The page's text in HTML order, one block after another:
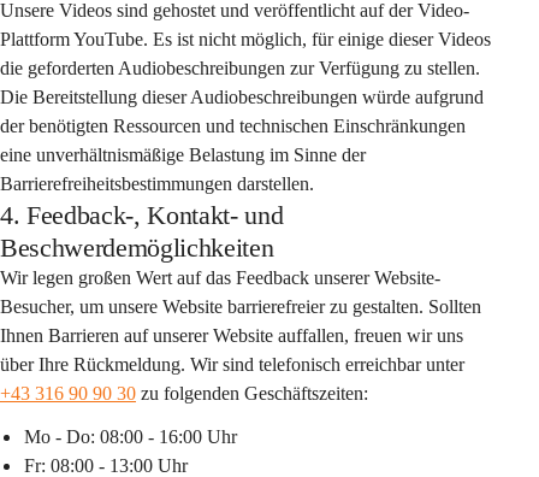
Unsere Videos sind gehostet und veröffentlicht auf der Video-
Plattform YouTube. Es ist nicht möglich, für einige dieser Videos
die geforderten Audiobeschreibungen zur Verfügung zu stellen.
Die Bereitstellung dieser Audiobeschreibungen würde aufgrund
der benötigten Ressourcen und technischen Einschränkungen
eine unverhältnismäßige Belastung im Sinne der
Barrierefreiheitsbestimmungen darstellen.
4. Feedback-, Kontakt- und
Beschwerdemöglichkeiten
Wir legen großen Wert auf das Feedback unserer Website-
Besucher, um unsere Website barrierefreier zu gestalten. Sollten
Ihnen Barrieren auf unserer Website auffallen, freuen wir uns
über Ihre Rückmeldung. Wir sind telefonisch erreichbar unter
+43 316 90 90 30 zu folgenden Geschäftszeiten:
Mo - Do: 08:00 - 16:00 Uhr
Fr: 08:00 - 13:00 Uhr